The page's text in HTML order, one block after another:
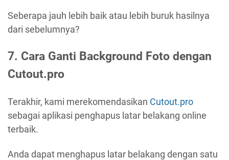
Seberapa jauh lebih baik atau lebih buruk hasilnya
dari sebelumnya?
7. Cara Ganti Background Foto dengan
Cutout.pro
Terakhir, kami merekomendasikan Cutout.pro
sebagai aplikasi penghapus latar belakang online
terbaik.
Anda dapat menghapus latar belakang dengan satu